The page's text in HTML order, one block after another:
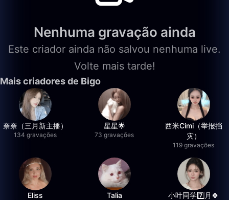
Nenhuma gravação ainda
Este criador ainda não salvou nenhuma live.
Volte mais tarde!
Mais criadores de Bigo
奈奈（三月新主播）
134 gravações
星星🌟
73 gravações
西米Cimi（举报挡
灾）
119 gravações
Eliss Talia 小叶同学7️⃣月🍀